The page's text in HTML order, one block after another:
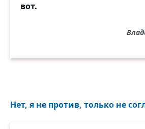
вот.
Нет, я не против, только не